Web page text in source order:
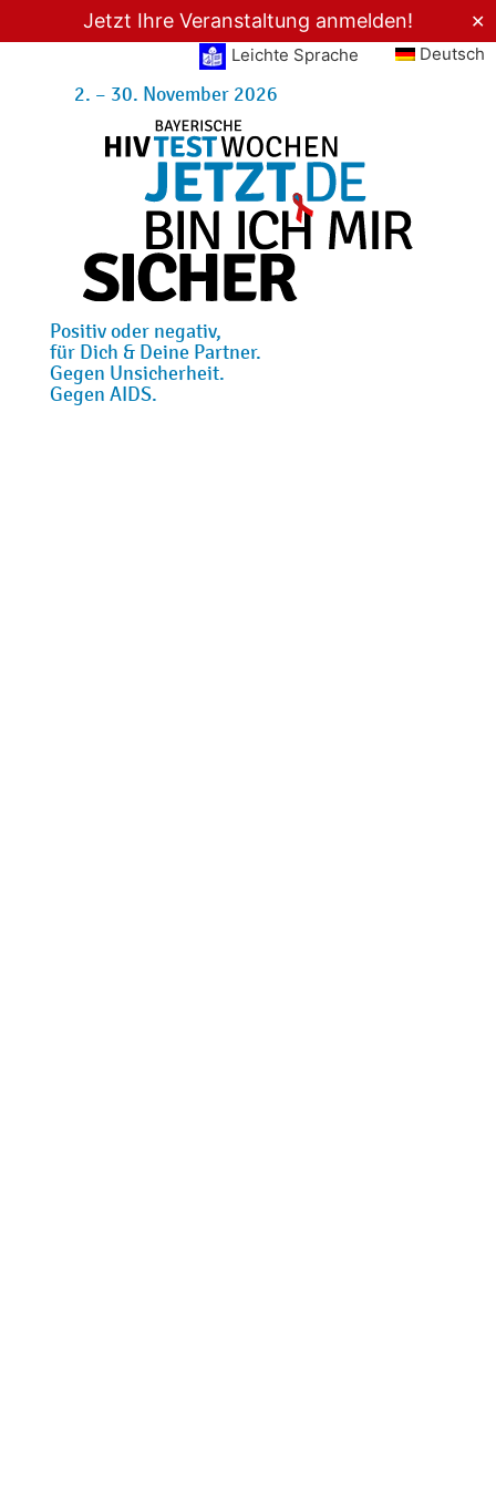
Jetzt Ihre Veranstaltung anmelden!
✕
Leichte Sprache
Deutsch
2. – 30. November 2026
Positiv oder negativ,
für Dich & Deine Partner.
Gegen Unsicherheit.
Gegen AIDS.